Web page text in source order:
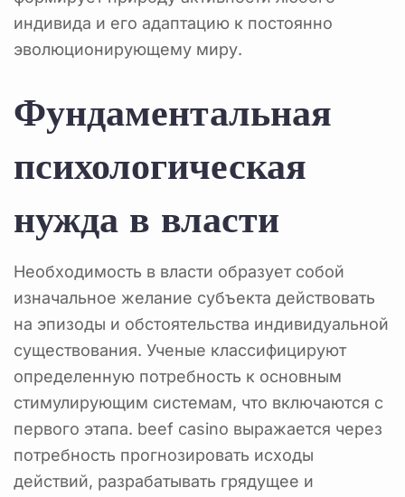
индивида и его адаптацию к постоянно
эволюционирующему миру.
Фундаментальная
психологическая
нужда в власти
Необходимость в власти образует собой
изначальное желание субъекта действовать
на эпизоды и обстоятельства индивидуальной
существования. Ученые классифицируют
определенную потребность к основным
стимулирующим системам, что включаются с
первого этапа. beef casino выражается через
потребность прогнозировать исходы
действий, разрабатывать грядущее и